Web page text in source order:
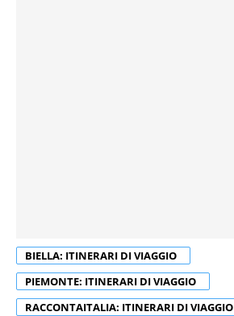
BIELLA: ITINERARI DI VIAGGIO
PIEMONTE: ITINERARI DI VIAGGIO
RACCONTAITALIA: ITINERARI DI VIAGGIO